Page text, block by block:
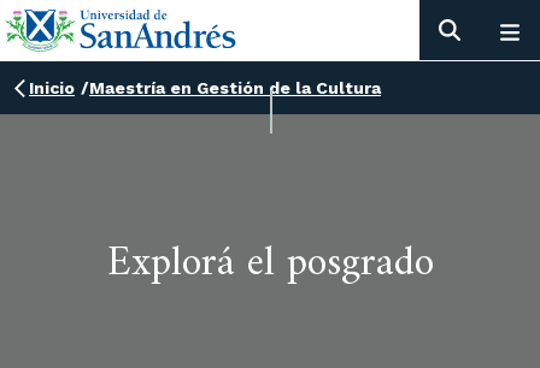
Inicio /Maestría en Gestión de la Cultura
Explorá el posgrado